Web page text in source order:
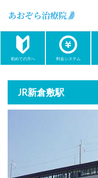
初めての方へ 料金システム
JR新倉敷駅